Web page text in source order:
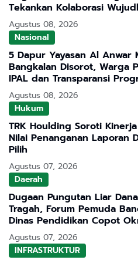
Tekankan Kolaborasi
Pendidikan Bermutu
Agustus 08, 2026
Nasional
5 Dapur Yayasan Al Anwar
Bangkalan Disorot, Warga
IPAL dan Transparansi
Bergizi Gratis
Agustus 08, 2026
Hukum
TRK Houlding Soroti
Nilai Penanganan Laporan
Pilih
Agustus 07, 2026
Daerah
Dugaan Pungutan Liar
Tragah, Forum Pemuda
Dinas Pendidikan Copot
Sekolah
Agustus 07, 2026
INFRASTRUKTUR